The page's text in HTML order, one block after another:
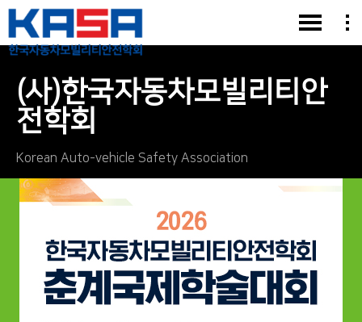
(사)한국자동차모빌리티안
전학회
Korean Auto-vehicle Safety Association